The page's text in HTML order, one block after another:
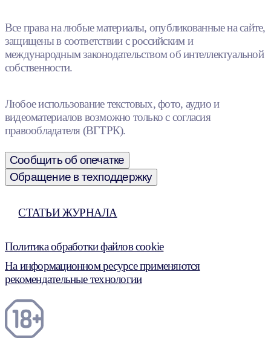
Все права на любые материалы, опубликованные на сайте,
защищены в соответствии с российским и
международным законодательством об интеллектуальной
собственности.
Любое использование текстовых, фото, аудио и
видеоматериалов возможно только с согласия
правообладателя (ВГТРК).
Сообщить об опечатке
Обращение в техподдержку
СТАТЬИ ЖУРНАЛА
Политика обработки файлов cookie
На информационном ресурсе применяются
рекомендательные технологии